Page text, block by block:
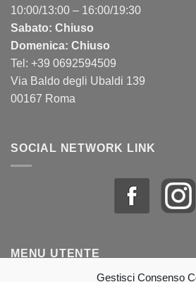
Gestisci Consenso
10:00/13:00 – 16:00/19:30
Sabato: Chiuso
Domenica: Chiuso
Tel: +39 0692594509
Via Baldo degli Ubaldi 139
00167 Roma
SOCIAL NETWORK LINK
MENU UTENTE